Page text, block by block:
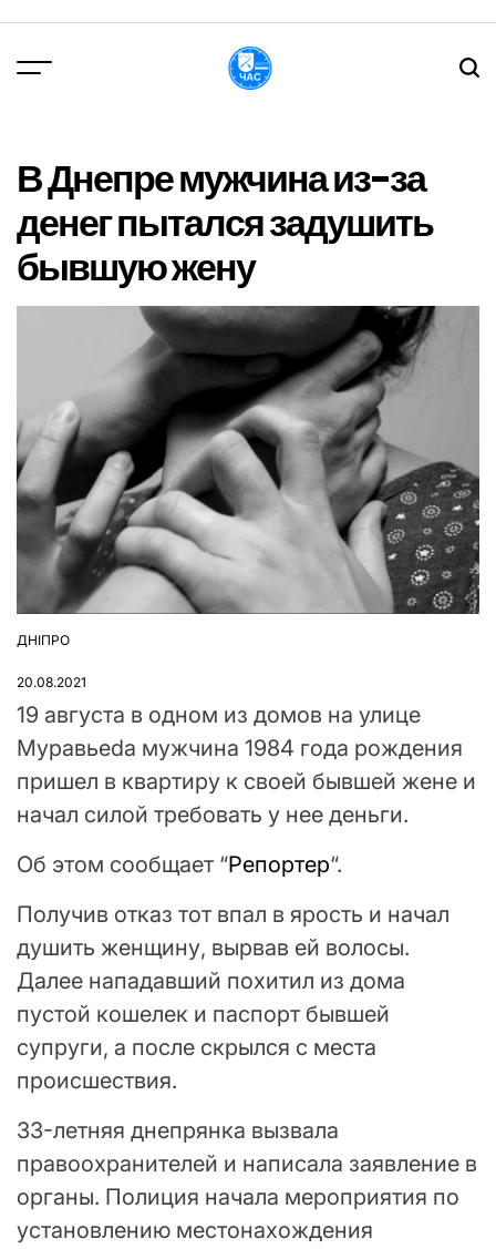
вмісту
В Днепре мужчина из-за
денег пытался задушить
бывшую жену
ОПУБЛІКУВАТИ
ДНІПРО
20.08.2021
19 августа в одном из домов на улице
Муравьеdа мужчина 1984 года рождения
пришел в квартиру к своей бывшей жене и
начал силой требовать у нее деньги.
Об этом сообщает “Репортер“.
Получив отказ тот впал в ярость и начал
душить женщину, вырвав ей волосы.
Далее нападавший похитил из дома
пустой кошелек и паспорт бывшей
супруги, а после скрылся с места
происшествия.
33-летняя днепрянка вызвала
правоохранителей и написала заявление в
органы. Полиция начала мероприятия по
установлению местонахождения